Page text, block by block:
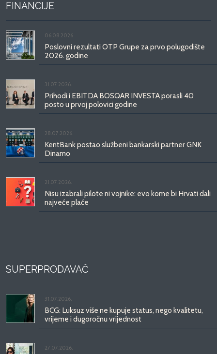
FINANCIJE
06.08.2026.
Poslovni rezultati OTP Grupe za prvo polugodište
2026. godine
31.07.2026.
Prihodi i EBITDA BOSQAR INVESTA porasli 40
posto u prvoj polovici godine
28.07.2026.
KentBank postao službeni bankarski partner GNK
Dinamo
21.07.2026.
Nisu izabrali pilote ni vojnike: evo kome bi Hrvati dali
najveće plaće
SUPERPRODAVAČ
31.07.2026.
BCG: Luksuz više ne kupuje status, nego kvalitetu,
vrijeme i dugoročnu vrijednost
27.07.2026.